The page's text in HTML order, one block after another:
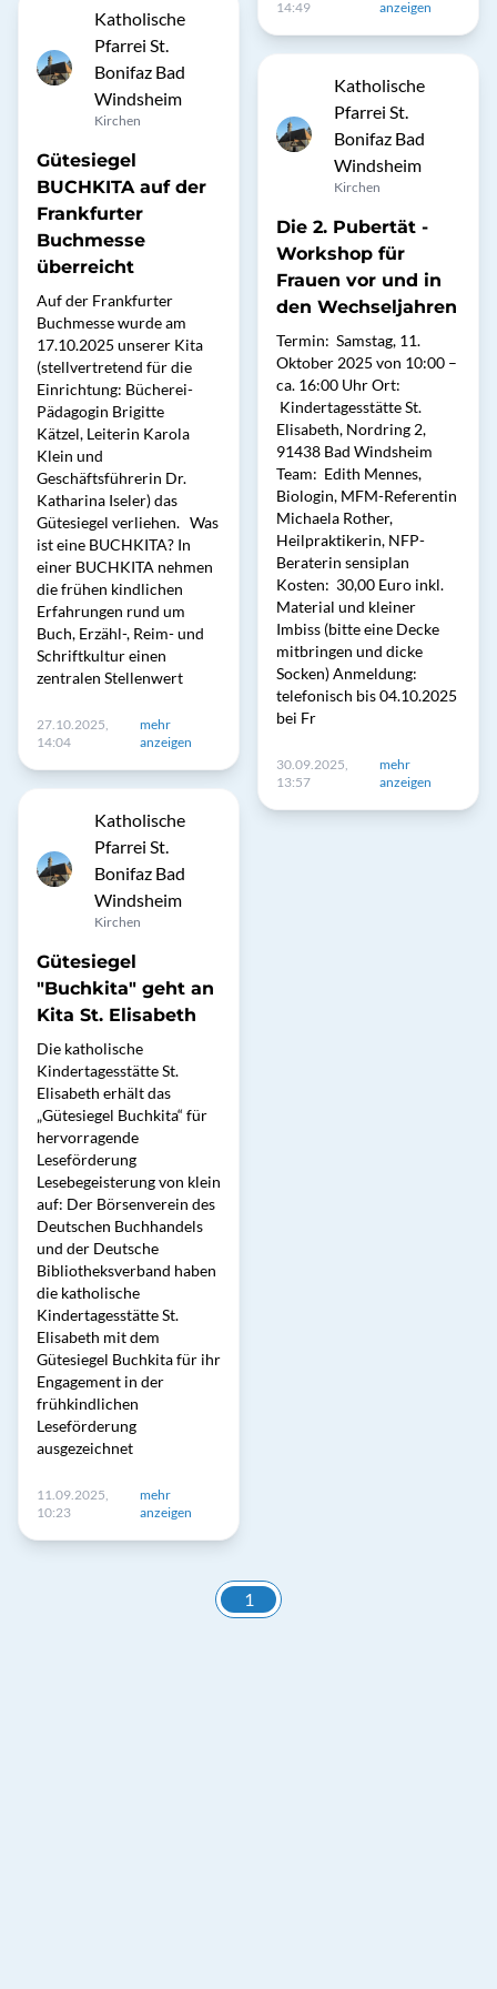
Katholische
Pfarrei St.
Bonifaz Bad
Windsheim
Kirchen
Gütesiegel
BUCHKITA auf der
Frankfurter
Buchmesse
überreicht
Auf der Frankfurter
Buchmesse wurde am
17.10.2025 unserer Kita
(stellvertretend für die
Einrichtung: Bücherei-
Pädagogin Brigitte
Kätzel, Leiterin Karola
Klein und
Geschäftsführerin Dr.
Katharina Iseler) das
Gütesiegel verliehen. Was
ist eine BUCHKITA? In
einer BUCHKITA nehmen
die frühen kindlichen
Erfahrungen rund um
Buch, Erzähl-, Reim- und
Schriftkultur einen
zentralen Stellenwert
27.10.2025,
14:04
mehr
anzeigen
Katholische
Pfarrei St.
Bonifaz Bad
Windsheim
Kirchen
Gütesiegel
"Buchkita" geht an
Kita St. Elisabeth
Die katholische
Kindertagesstätte St.
Elisabeth erhält das
„Gütesiegel Buchkita“ für
hervorragende
Leseförderung
Lesebegeisterung von klein
auf: Der Börsenverein des
Deutschen Buchhandels
und der Deutsche
Bibliotheksverband haben
die katholische
Kindertagesstätte St.
Elisabeth mit dem
Gütesiegel Buchkita für ihr
Engagement in der
frühkindlichen
Leseförderung
ausgezeichnet
11.09.2025,
10:23
mehr
anzeigen
14:49 anzeigen
Katholische
Pfarrei St.
Bonifaz Bad
Windsheim
Kirchen
Die 2. Pubertät -
Workshop für
Frauen vor und in
den Wechseljahren
Termin: Samstag, 11.
Oktober 2025 von 10:00 –
ca. 16:00 Uhr Ort:
Kindertagesstätte St.
Elisabeth, Nordring 2,
91438 Bad Windsheim
Team: Edith Mennes,
Biologin, MFM-Referentin
Michaela Rother,
Heilpraktikerin, NFP-
Beraterin sensiplan
Kosten: 30,00 Euro inkl.
Material und kleiner
Imbiss (bitte eine Decke
mitbringen und dicke
Socken) Anmeldung:
telefonisch bis 04.10.2025
bei Fr
30.09.2025,
13:57
mehr
anzeigen
1